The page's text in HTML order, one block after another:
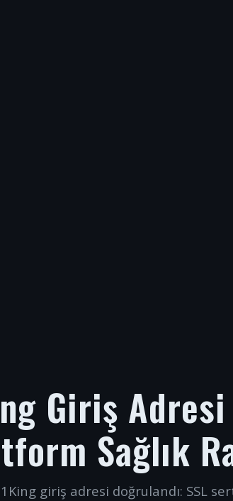
Giriş
Sağlık
giriş adresi doğrulandı: SSL